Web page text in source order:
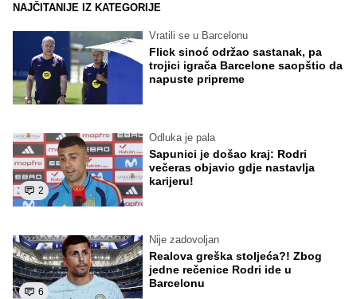
NAJČITANIJE IZ KATEGORIJE
Vratili se u Barcelonu
Flick sinoć održao sastanak, pa
trojici igrača Barcelone saopštio da
napuste pripreme
2
Odluka je pala
Sapunici je došao kraj: Rodri
večeras objavio gdje nastavlja
karijeru!
6
Nije zadovoljan
Realova greška stoljeća?! Zbog
jedne rečenice Rodri ide u
Barcelonu